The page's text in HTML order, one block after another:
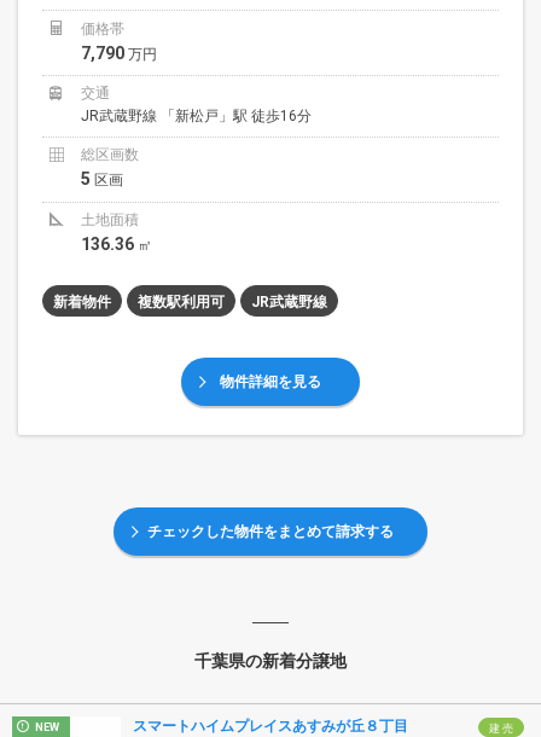
価格帯
7,790 万円
交通
JR武蔵野線 「新松戸」駅 徒歩16分
総区画数
5 区画
土地面積
136.36 ㎡
新着物件 複数駅利用可 JR武蔵野線
物件詳細を見る
チェックした物件をまとめて請求する
千葉県の新着分譲地
NEW 建 売
スマートハイムプレイスあすみが丘８丁目